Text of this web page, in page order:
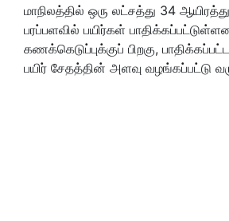
மாநிலத்தில் ஒரு லட்சத்து 34
பரப்பளவில் பயிர்கள்
கணக்கெடுப்புக்குப் பிறகு,
பயிர் சேதத்தின் அளவு வழங்கப்பட்டு